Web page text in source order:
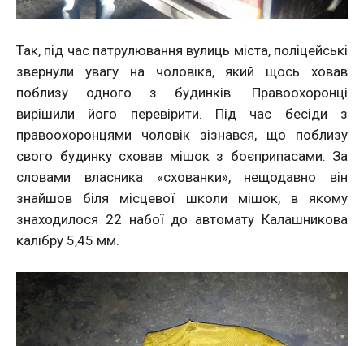
Так, під час патрулювання вулиць міста, поліцейські
звернули увагу на чоловіка, який щось ховав
поблизу одного з будинків. Правоохоронці
вирішили його перевірити. Під час бесіди з
правоохоронцями чоловік зізнався, що поблизу
свого будинку сховав мішок з боєприпасами. За
словами власника «схованки», нещодавно він
знайшов біля місцевої школи мішок, в якому
знаходилося 22 набої до автомату Калашникова
калібру 5,45 мм.